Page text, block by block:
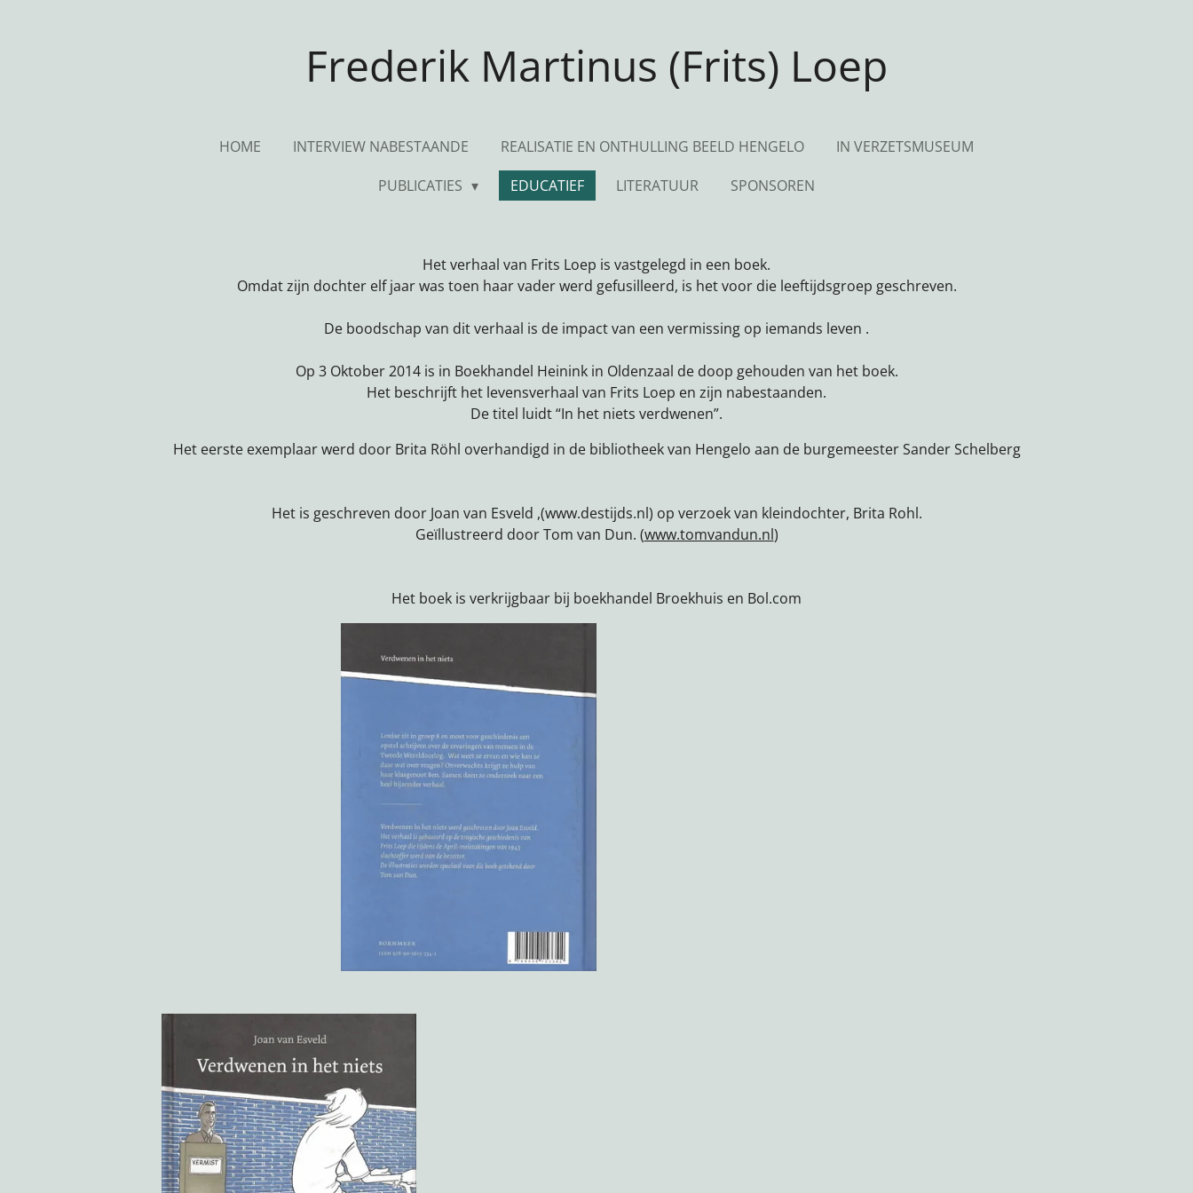
Frederik Martinus (Frits) Loep
HOME INTERVIEW NABESTAANDE REALISATIE EN ONTHULLING BEELD HENGELO
IN VERZETSMUSEUM
PUBLICATIES
EDUCATIEF LITERATUUR SPONSOREN
Het verhaal van Frits Loep is vastgelegd in een boek.
Omdat zijn dochter elf jaar was toen haar vader werd gefusilleerd, is het voor die leeftijdsgroep geschreven.
De boodschap van dit verhaal is de impact van een vermissing op iemands leven .
Op 3 Oktober 2014 is in Boekhandel Heinink in Oldenzaal de doop gehouden van het boek.
Het beschrijft het levensverhaal van Frits Loep en zijn nabestaanden.
De titel luidt “In het niets verdwenen”.
Het eerste exemplaar werd door Brita Röhl overhandigd in de bibliotheek van Hengelo aan de burgemeester Sander Schelberg
Het is geschreven door Joan van Esveld ,(www.destijds.nl) op verzoek van kleindochter, Brita Rohl.
Geïllustreerd door Tom van Dun. (www.tomvandun.nl)
Het boek is verkrijgbaar bij boekhandel Broekhuis en Bol.com